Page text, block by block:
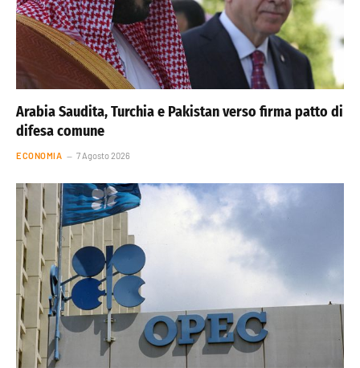
Arabia Saudita, Turchia e Pakistan verso firma patto di
difesa comune
ECONOMIA 7 Agosto 2026